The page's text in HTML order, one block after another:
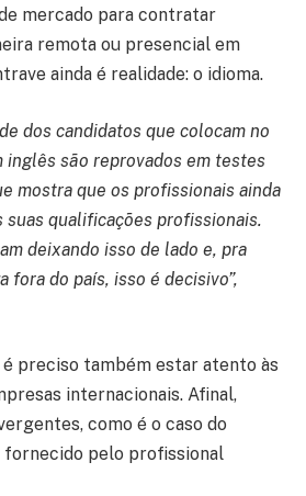
mercado para contratar
remota ou presencial em
ainda é realidade: o idioma.
dos candidatos que colocam no
são reprovados em testes
mostra que os profissionais ainda
suas qualificações profissionais.
deixando isso de lado e, pra
fora do país, isso é decisivo”,
é preciso também estar atento às
internacionais. Afinal,
como é o caso do
pelo profissional